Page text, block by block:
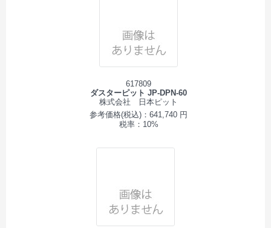
617809
ダスターピット JP-DPN-60
株式会社 日本ピット
参考価格(税込)：641,740 円
税率：10%